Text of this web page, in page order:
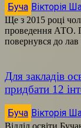
Буча Вікторія
Ще з 2015 році
проведення АТО.
повернувся до
Для закладів
придбати 12
Буча Вікторія
Відділ освіти